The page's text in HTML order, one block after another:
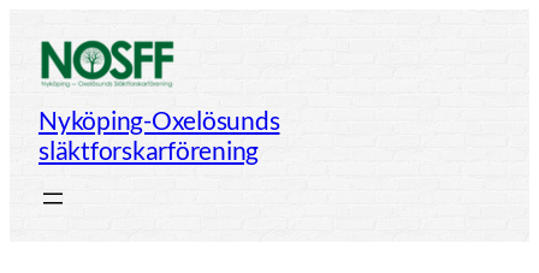
innehåll
Nyköping-Oxelösunds
släktforskarförening